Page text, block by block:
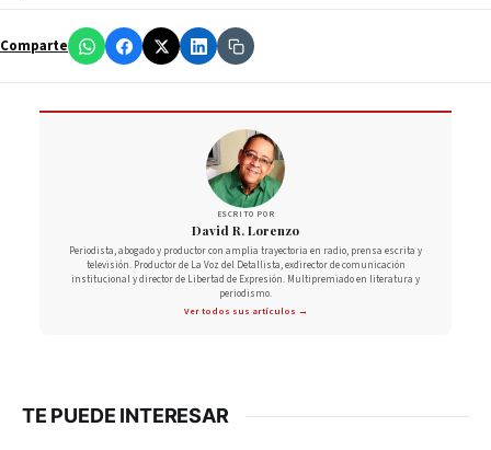
Comparte
ESCRITO POR
David R. Lorenzo
Periodista, abogado y productor con amplia trayectoria en radio, prensa escrita y
televisión. Productor de La Voz del Detallista, exdirector de comunicación
institucional y director de Libertad de Expresión. Multipremiado en literatura y
periodismo.
Ver todos sus artículos →
TE PUEDE INTERESAR